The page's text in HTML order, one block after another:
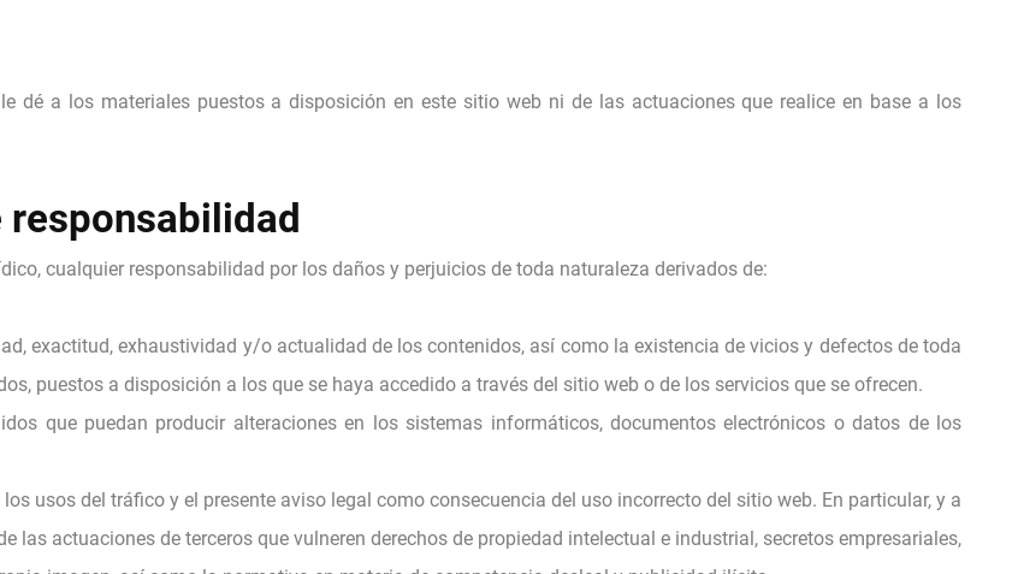
dé a los materiales puestos a disposición en este sitio web ni de las actuaciones que realice en base a los
responsabilidad
cualquier responsabilidad por los daños y perjuicios de toda naturaleza derivados de:
exactitud, exhaustividad y/o actualidad de los contenidos, así como la existencia de vicios y defectos de toda
puestos a disposición a los que se haya accedido a través del sitio web o de los servicios que se ofrecen.
que puedan producir alteraciones en los sistemas informáticos, documentos electrónicos o datos de los
usos del tráfico y el presente aviso legal como consecuencia del uso incorrecto del sitio web. En particular, y a
las actuaciones de terceros que vulneren derechos de propiedad intelectual e industrial, secretos empresariales,